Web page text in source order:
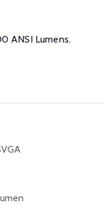
ANSI Lumens.